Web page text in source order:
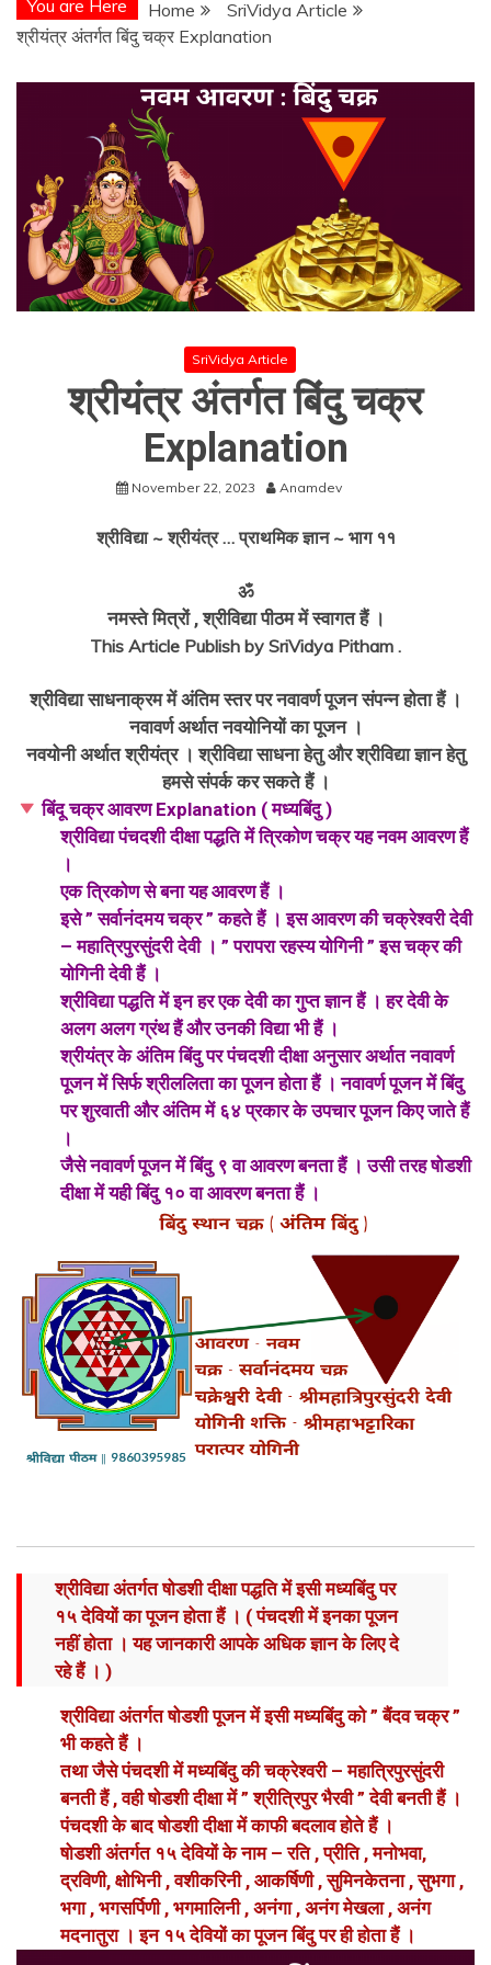
You are Here Home
SriVidya Article
श्रीयंत्र अंतर्गत बिंदु चक्र Explanation
SriVidya Article
श्रीयंत्र अंतर्गत बिंदु चक्र
Explanation
November 22, 2023 Anamdev
श्रीविद्या ~ श्रीयंत्र … प्राथमिक ज्ञान ~ भाग ११
ॐ
नमस्ते मित्रों , श्रीविद्या पीठम में स्वागत हैं ।
This Article Publish by SriVidya Pitham .
श्रीविद्या साधनाक्रम में अंतिम स्तर पर नवावर्ण पूजन संपन्न होता हैं ।
नवावर्ण अर्थात नवयोनियों का पूजन ।
नवयोनी अर्थात श्रीयंत्र । श्रीविद्या साधना हेतु और श्रीविद्या ज्ञान हेतु
हमसे संपर्क कर सकते हैं ।
बिंदू चक्र आवरण Explanation ( मध्यबिंदु )
श्रीविद्या पंचदशी दीक्षा पद्धति में त्रिकोण चक्र यह नवम आवरण हैं
।
एक त्रिकोण से बना यह आवरण हैं ।
इसे ” सर्वानंदमय चक्र ” कहते हैं । इस आवरण की चक्रेश्वरी देवी
– महात्रिपुरसुंदरी देवी । ” परापरा रहस्य योगिनी ” इस चक्र की
योगिनी देवी हैं ।
श्रीविद्या पद्धति में इन हर एक देवी का गुप्त ज्ञान हैं । हर देवी के
अलग अलग ग्रंथ हैं और उनकी विद्या भी हैं ।
श्रीयंत्र के अंतिम बिंदु पर पंचदशी दीक्षा अनुसार अर्थात नवावर्ण
पूजन में सिर्फ श्रीललिता का पूजन होता हैं । नवावर्ण पूजन में बिंदु
पर शुरवाती और अंतिम में ६४ प्रकार के उपचार पूजन किए जाते हैं
।
जैसे नवावर्ण पूजन में बिंदु ९ वा आवरण बनता हैं । उसी तरह षोडशी
दीक्षा में यही बिंदु १० वा आवरण बनता हैं ।
श्रीविद्या अंतर्गत षोडशी दीक्षा पद्धति में इसी मध्यबिंदु पर
१५ देवियों का पूजन होता हैं । ( पंचदशी में इनका पूजन
नहीं होता । यह जानकारी आपके अधिक ज्ञान के लिए दे
रहे हैं । )
श्रीविद्या अंतर्गत षोडशी पूजन में इसी मध्यबिंदु को ” बैंदव चक्र ”
भी कहते हैं ।
तथा जैसे पंचदशी में मध्यबिंदु की चक्रेश्वरी – महात्रिपुरसुंदरी
बनती हैं , वही षोडशी दीक्षा में ” श्रीत्रिपुर भैरवी ” देवी बनती हैं ।
पंचदशी के बाद षोडशी दीक्षा में काफी बदलाव होते हैं ।
षोडशी अंतर्गत १५ देवियों के नाम – रति , प्रीति , मनोभवा,
द्रविणी, क्षोभिनी , वशीकरिनी , आकर्षिणी , सुमिनकेतना , सुभगा ,
भगा , भगसर्पिणी , भगमालिनी , अनंगा , अनंग मेखला , अनंग
मदनातुरा । इन १५ देवियों का पूजन बिंदु पर ही होता हैं ।